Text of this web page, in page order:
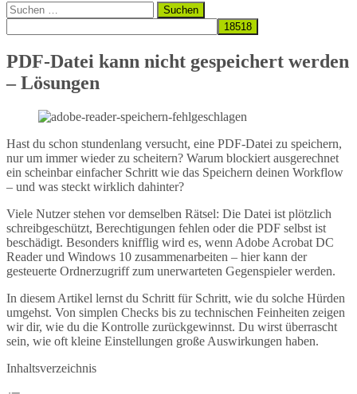
Suchen
nach:
PDF-Datei kann nicht gespeichert werden
– Lösungen
Hast du schon stundenlang versucht, eine PDF-Datei zu speichern,
nur um immer wieder zu scheitern? Warum blockiert ausgerechnet
ein scheinbar einfacher Schritt wie das Speichern deinen Workflow
– und was steckt wirklich dahinter?
Viele Nutzer stehen vor demselben Rätsel: Die Datei ist plötzlich
schreibgeschützt, Berechtigungen fehlen oder die PDF selbst ist
beschädigt. Besonders knifflig wird es, wenn Adobe Acrobat DC
Reader und Windows 10 zusammenarbeiten – hier kann der
gesteuerte Ordnerzugriff zum unerwarteten Gegenspieler werden.
In diesem Artikel lernst du Schritt für Schritt, wie du solche Hürden
umgehst. Von simplen Checks bis zu technischen Feinheiten zeigen
wir dir, wie du die Kontrolle zurückgewinnst. Du wirst überrascht
sein, wie oft kleine Einstellungen große Auswirkungen haben.
Inhaltsverzeichnis